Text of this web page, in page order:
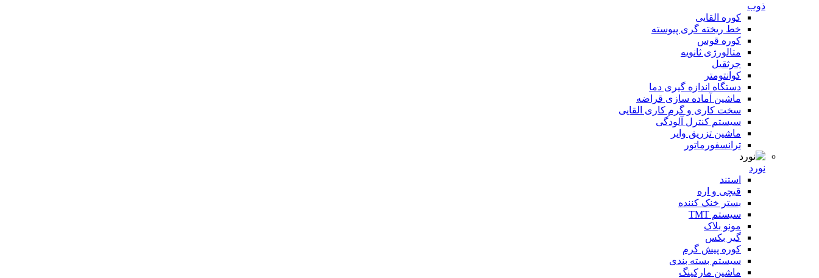
ذوب
کوره القایی
خط ریخته گری پیوسته
کوره قوس
متالورژی ثانویه
جرثقیل
کوانتومتر
دستگاه اندازه گیری دما
ماشین آماده سازی قراضه
سخت کاری و گرم کاری القایی
سیستم کنترل آلودگی
ماشین تزریق وایر
ترانسفورماتور
نورد
استند
قیچی و اره
بستر خنک کننده
سیستم TMT
مونو بلاک
گیر بکس
کوره پیش گرم
سیستم بسته بندی
ماشین مارکینگ